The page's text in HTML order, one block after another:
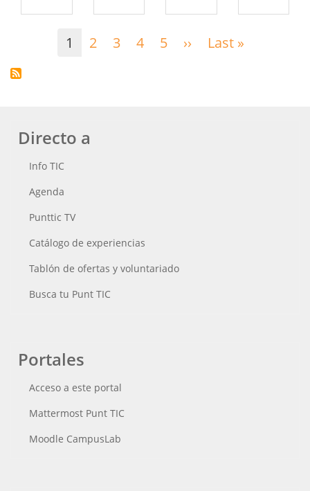
1 2 3 4 5 ›› Siguiente
Last »
Directo a
Info TIC
Agenda
Punttic TV
Catálogo de experiencias
Tablón de ofertas y voluntariado
Busca tu Punt TIC
Portales
Acceso a este portal
Mattermost Punt TIC
Moodle CampusLab